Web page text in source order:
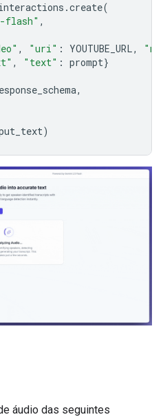
.create(
flash" ,
, "uri" : YOUTUBE_URL,
, "text" : prompt}
,
)
áudio das seguintes